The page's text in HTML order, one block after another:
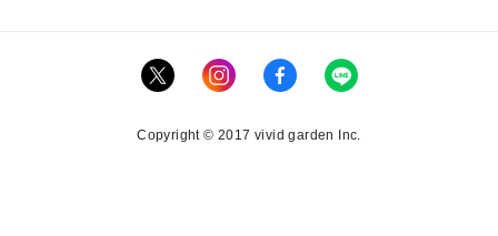
Copyright © 2017 vivid garden Inc.